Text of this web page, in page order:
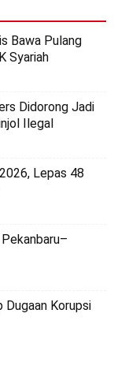
Bawa Pulang
Syariah
Didorong Jadi
Ilegal
Lepas 48
Dugaan Korupsi